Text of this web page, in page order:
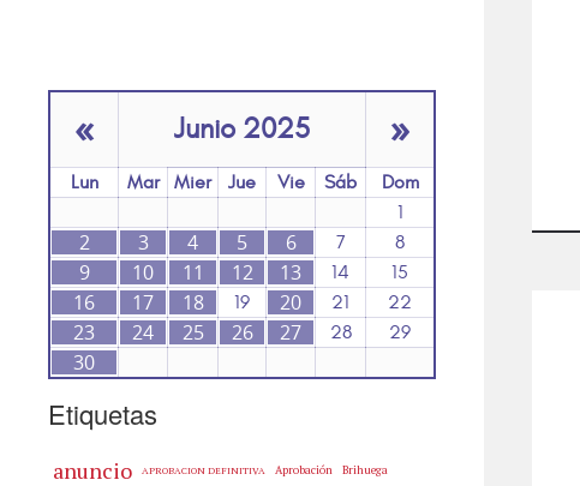
« Junio 2025 »
Lun Mar Mier Jue Vie Sáb
Dom
1
2 3 4 5 6 7 8
9 10 11 12 13 14 15
16 17 18 19 20 21 22
23 24 25 26 27 28 29
30
Etiquetas
anuncio APROBACION DEFINITIVA Aprobación Brihuega